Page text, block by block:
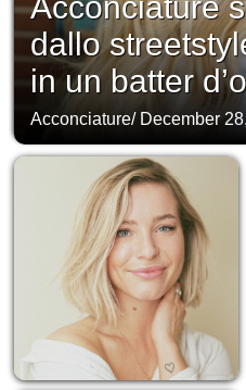
dallo
in un batter
Acconciature/ December